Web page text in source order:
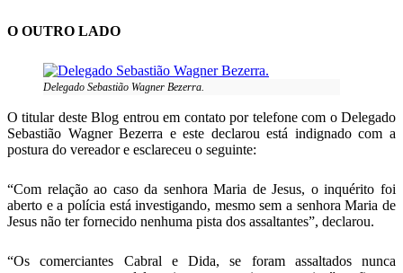
O OUTRO LADO
Delegado Sebastião Wagner Bezerra.
O titular deste Blog entrou em contato por telefone com o Delegado
Sebastião Wagner Bezerra e este declarou está indignado com a
postura do vereador e esclareceu o seguinte:
“Com relação ao caso da senhora Maria de Jesus, o inquérito foi
aberto e a polícia está investigando, mesmo sem a senhora Maria de
Jesus não ter fornecido nenhuma pista dos assaltantes”, declarou.
“Os comerciantes Cabral e Dida, se foram assaltados nunca